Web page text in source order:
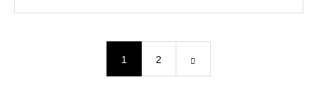
1 2